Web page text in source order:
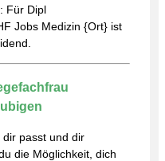
Für Dipl
Jobs Medizin {Ort} ist
dir passt und dir
die Möglichkeit, dich